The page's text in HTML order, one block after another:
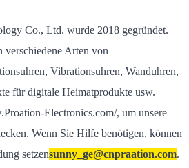
Co., Ltd. wurde 2018 gegründet.
verschiedene Arten von
Vibrationsuhren, Wanduhren,
für digitale Heimatprodukte usw.
Electronics.com/, um unsere
Wenn Sie Hilfe benötigen, können
setzensunny_ge@cnpraation.com.